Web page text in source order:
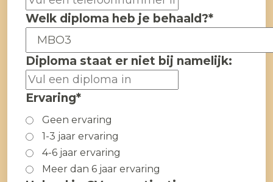
Welk diploma heb je behaald?*
Diploma staat er niet bij namelijk:
Ervaring*
Geen ervaring
1-3 jaar ervaring
4-6 jaar ervaring
Meer dan 6 jaar ervaring